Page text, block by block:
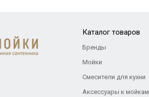
Каталог товаров
Бренды
Мойки
Смесители для кухни
Аксессуары к мойкам